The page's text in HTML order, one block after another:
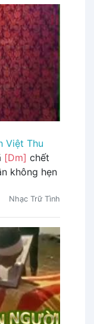
Việt Thu
[Dm] chết
không hẹn
Nhạc Trữ Tình